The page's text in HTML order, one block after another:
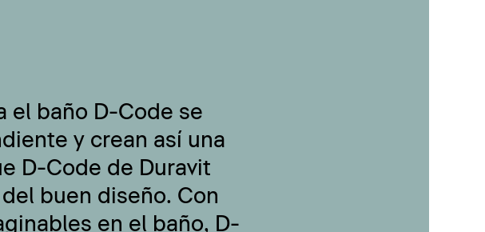
el baño D-Code se
y crean así una
D-Code de Duravit
buen diseño. Con
en el baño, D-